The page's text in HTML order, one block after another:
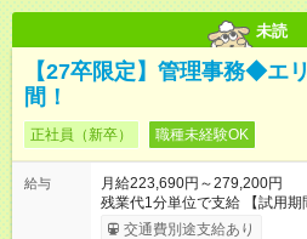
未読
【27卒限定】管理事務◆エ
間！
正社員（新卒） 職種未経験OK
給与
月給223,690円～279,200円
残業代1分単位
交通費別途支給あり